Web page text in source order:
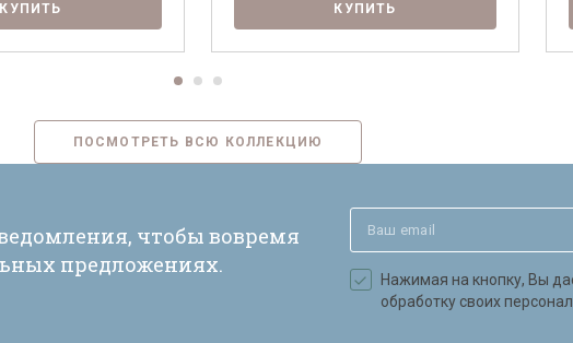
КУПИТЬ КУПИТЬ
ПОСМОТРЕТЬ ВСЮ КОЛЛЕКЦИЮ
чтобы вовремя
предложениях.
Нажимая на кнопку, Вы
обработку своих